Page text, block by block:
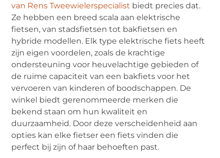
van Rens Tweewielerspecialist biedt precies dat.
Ze hebben een breed scala aan elektrische
fietsen, van stadsfietsen tot bakfietsen en
hybride modellen. Elk type elektrische fiets heeft
zijn eigen voordelen, zoals de krachtige
ondersteuning voor heuvelachtige gebieden of
de ruime capaciteit van een bakfiets voor het
vervoeren van kinderen of boodschappen. De
winkel biedt gerenommeerde merken die
bekend staan om hun kwaliteit en
duurzaamheid. Door deze verscheidenheid aan
opties kan elke fietser een fiets vinden die
perfect bij zijn of haar behoeften past.